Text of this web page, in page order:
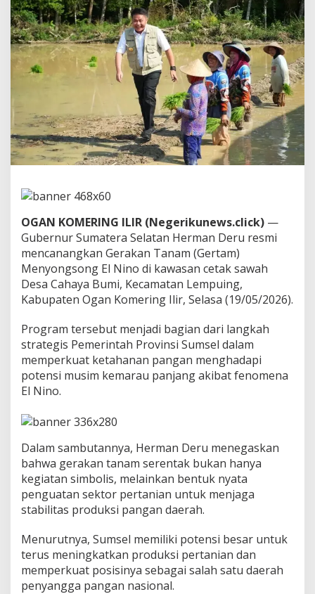
i
L
u
m
b
u
a
n
g
a
n
a
i
o
n
a
l
,
H
e
m
a
n
D
e
D
r
o
n
g
P
r
d
u
k
s
i
OGAN KOMERING ILIR (Negerikunews.click) —
Gubernur Sumatera Selatan Herman Deru resmi
mencanangkan Gerakan Tanam (Gertam)
Menyongsong El Nino di kawasan cetak sawah
Desa Cahaya Bumi, Kecamatan Lempuing,
Kabupaten Ogan Komering Ilir, Selasa (19/05/2026).
Program tersebut menjadi bagian dari langkah
strategis Pemerintah Provinsi Sumsel dalam
memperkuat ketahanan pangan menghadapi
potensi musim kemarau panjang akibat fenomena
El Nino.
Dalam sambutannya, Herman Deru menegaskan
bahwa gerakan tanam serentak bukan hanya
kegiatan simbolis, melainkan bentuk nyata
penguatan sektor pertanian untuk menjaga
stabilitas produksi pangan daerah.
Menurutnya, Sumsel memiliki potensi besar untuk
terus meningkatkan produksi pertanian dan
memperkuat posisinya sebagai salah satu daerah
penyangga pangan nasional.